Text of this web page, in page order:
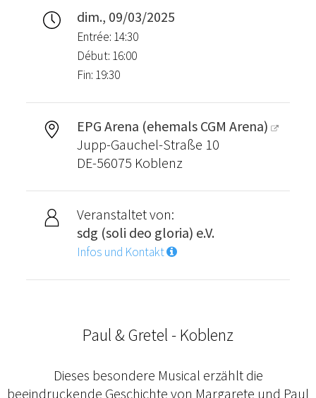
dim., 09/03/2025
Entrée: 14:30
Début: 16:00
Fin: 19:30
EPG Arena (ehemals CGM Arena)
Jupp-Gauchel-Straße 10
DE-56075 Koblenz
Veranstaltet von:
sdg (soli deo gloria) e.V.
Infos und Kontakt
Paul & Gretel - Koblenz
Dieses besondere Musical erzählt die
beeindruckende Geschichte von Margarete und Paul